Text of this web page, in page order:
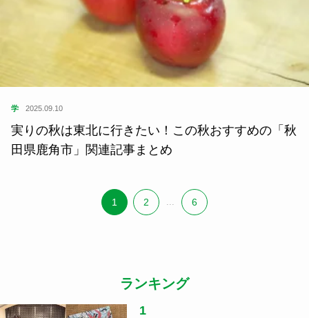
学 2025.09.10
実りの秋は東北に行きたい！この秋おすすめの「秋
田県鹿角市」関連記事まとめ
1 2 6
ランキング
1